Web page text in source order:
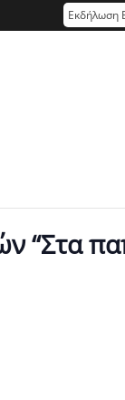
Εκδήλωση
“Στα